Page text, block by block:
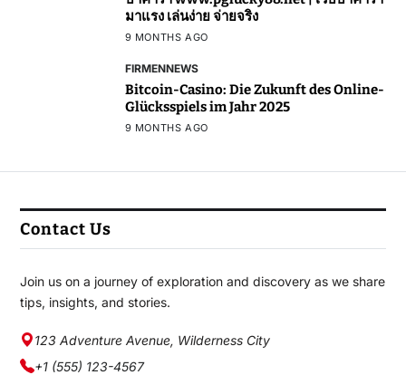
มาแรง เล่นง่าย จ่ายจริง
9 MONTHS AGO
FIRMENNEWS
Bitcoin-Casino: Die Zukunft des Online-
Glücksspiels im Jahr 2025
9 MONTHS AGO
Contact Us
Join us on a journey of exploration and discovery as we share
tips, insights, and stories.
123 Adventure Avenue, Wilderness City
+1 (555) 123-4567